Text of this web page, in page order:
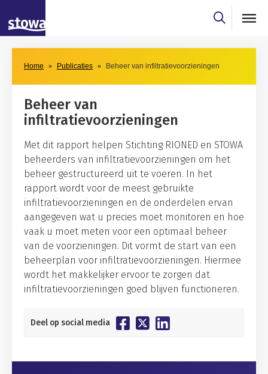
Skip to main content
Skip to main nav
Home Publicaties Beheer van infiltratievoorzieningen
Beheer van
infiltratievoorzieningen
Met dit rapport helpen Stichting RIONED en STOWA
beheerders van infiltratievoorzieningen om het
beheer gestructureerd uit te voeren. In het
rapport wordt voor de meest gebruikte
infiltratievoorzieningen en de onderdelen ervan
aangegeven wat u precies moet monitoren en hoe
vaak u moet meten voor een optimaal beheer
van de voorzieningen. Dit vormt de start van een
beheerplan voor infiltratievoorzieningen. Hiermee
wordt het makkelijker ervoor te zorgen dat
infiltratievoorzieningen goed blijven functioneren.
Deel op social media